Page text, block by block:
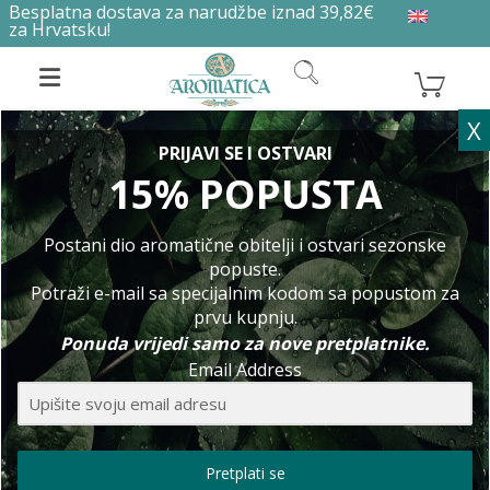
Besplatna dostava za narudžbe iznad 39,82€
za Hrvatsku!
World of Aromatica….
PRIJAVI SE I OSTVARI
15% POPUSTA
Postani dio aromatične obitelji i ostvari sezonske
popuste.
Potraži e-mail sa specijalnim kodom sa popustom za
prvu kupnju.
Ponuda vrijedi samo za nove pretplatnike.
Email Address
Pretplati se
X